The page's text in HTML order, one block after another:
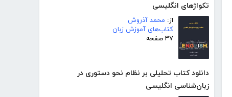
تکواژهای انگلیسی
از: محمد آذروش
کتاب‌های آموزش زبان
۳۷ صفحه
دانلود کتاب تحلیلی بر نظام نحو دستوری در
زبان‌شناسی انگلیسی